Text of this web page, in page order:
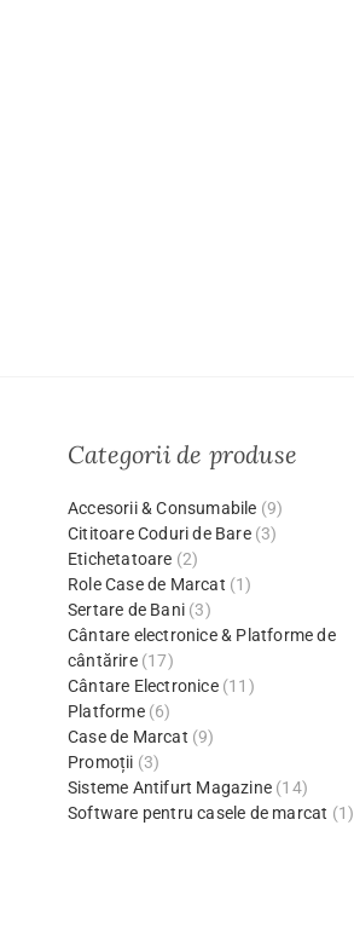
Categorii de produse
Accesorii & Consumabile (9)
Cititoare Coduri de Bare (3)
Etichetatoare (2)
Role Case de Marcat (1)
Sertare de Bani (3)
Cântare electronice & Platforme de
cântărire (17)
Cântare Electronice (11)
Platforme (6)
Case de Marcat (9)
Promoții (3)
Sisteme Antifurt Magazine (14)
Software pentru casele de marcat (1)